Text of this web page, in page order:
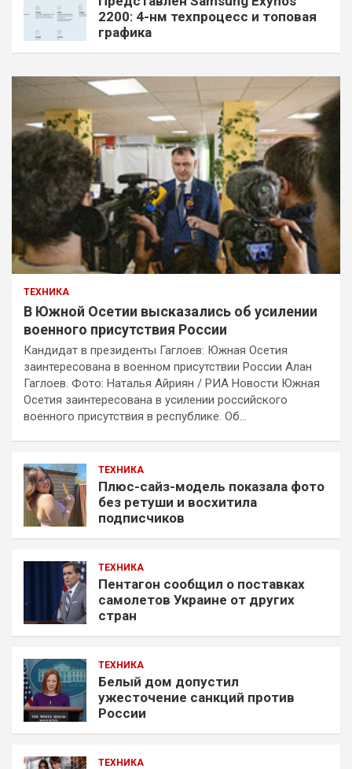
2200: 4-нм техпроцесс и топовая
графика
ТЕХНИКА
В Южной Осетии высказались об усилении
военного присутствия России
Кандидат в президенты Гаглоев: Южная Осетия
заинтересована в военном присутствии России Алан
Гаглоев. Фото: Наталья Айриян / РИА Новости Южная
Осетия заинтересована в усилении российского
военного присутствия в республике. Об…
ТЕХНИКА
Плюс-сайз-модель показала фото
без ретуши и восхитила
подписчиков
ТЕХНИКА
Пентагон сообщил о поставках
самолетов Украине от других
стран
ТЕХНИКА
Белый дом допустил
ужесточение санкций против
России
ТЕХНИКА